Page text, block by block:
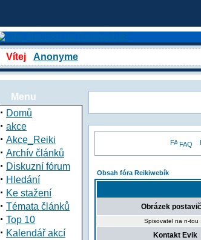
Vítej Anonyme
Menu
· Domů
· akce
· Akce_Reiki
· Archív článků
· Diskuzní fórum
· Hledání
· Ke stažení
· Témata článků
· Top 10
· Kalendář akcí
FAQ
Obsah fóra Reikiwebík
Obrázek
Spisovatel na n-tou
Kontakt Evik